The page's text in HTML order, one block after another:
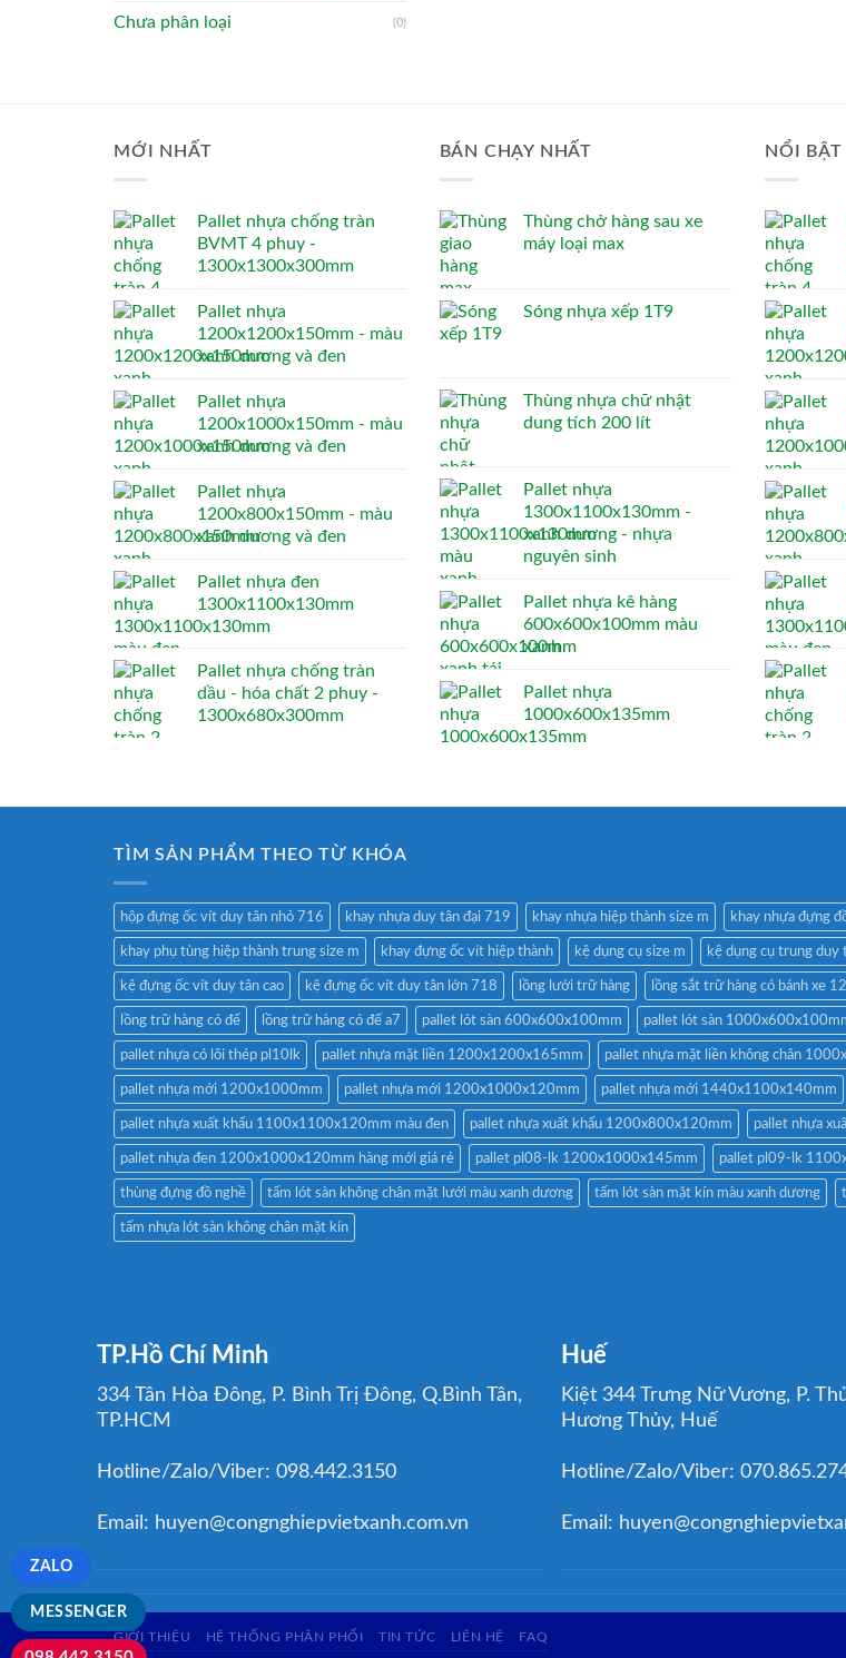
Chưa phân loại (0)
MỚI NHẤT
Pallet nhựa chống tràn
BVMT 4 phuy -
1300x1300x300mm
Pallet nhựa
1200x1200x150mm - màu
xanh dương và đen
Pallet nhựa
1200x1000x150mm - màu
xanh dương và đen
Pallet nhựa
1200x800x150mm - màu
xanh dương và đen
Pallet nhựa đen
1300x1100x130mm
Pallet nhựa chống tràn
dầu - hóa chất 2 phuy -
1300x680x300mm
BÁN CHẠY NHẤT
Thùng chở hàng sau xe
máy loại max
Sóng nhựa xếp 1T9
Thùng nhựa chữ nhật
dung tích 200 lít
Pallet nhựa
1300x1100x130mm -
xanh dương - nhựa
nguyên sinh
Pallet nhựa kê hàng
600x600x100mm màu
xanh
Pallet nhựa
1000x600x135mm
NỔI BẬT
TÌM SẢN PHẨM THEO TỪ KHÓA
hộp đựng ốc vít duy tân nhỏ 716 khay nhựa duy tân đại 719 khay nhựa hiệp thành size m khay nhựa đựng
khay phụ tùng hiệp thành trung size m khay đựng ốc vít hiệp thành kệ dụng cụ size m kệ dụng cụ trung duy
kệ đựng ốc vít duy tân cao kệ đựng ốc vít duy tân lớn 718 lồng lưới trữ hàng lồng sắt trữ hàng có bánh xe
lồng trữ hàng có đế lồng trữ hàng có đế a7 pallet lót sàn 600x600x100mm pallet lót sàn
pallet nhựa có lõi thép pl10lk pallet nhựa mặt liền 1200x1200x165mm pallet nhựa mặt liền không chân
pallet nhựa mới 1200x1000mm pallet nhựa mới 1200x1000x120mm pallet nhựa mới 1440x1100x140mm
pallet nhựa xuất khẩu 1100x1100x120mm màu đen pallet nhựa xuất khẩu 1200x800x120mm pallet nhựa
pallet nhựa đen 1200x1000x120mm hàng mới giá rẻ pallet pl08-lk 1200x1000x145mm pallet pl09-lk
thùng đựng đồ nghề tấm lót sàn không chân mặt lưới màu xanh dương tấm lót sàn mặt kín màu xanh dương
tấm nhựa lót sàn không chân mặt kín
TP.Hồ Chí Minh
334 Tân Hòa Đông, P. Bình Trị Đông, Q.Bình Tân,
TP.HCM
Hotline/Zalo/Viber: 098.442.3150
Email: huyen@congnghiepvietxanh.com.vn
Huế
Kiệt 344 Trưng Nữ Vương, P.
Hương Thủy, Huế
Hotline/Zalo/Viber:
Email:
GIỚI THIỆU HỆ THỐNG PHÂN PHỐI TIN TỨC LIÊN HỆ FAQ
MESSENGER
ZALO